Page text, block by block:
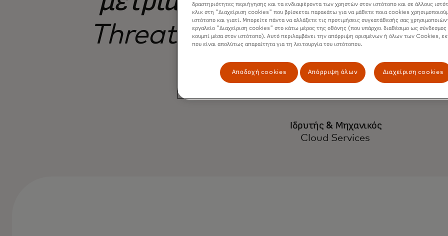
Threat Protection, ο χρόνος
περίπου 5 με 10
Ιδρυτής & Μηχανικός
Cloud Services
δραστηριότητες περιήγησης και τα ενδιαφέροντα των χρηστών στον ιστότοπο και σε άλλους
κλικ στη "Διαχείριση cookies" που βρίσκεται παρακάτω για να μάθετε ποια cookies
ιστότοπο και γιατί. Μπορείτε πάντα να αλλάξετε τις προτιμήσεις συγκατάθεσής σας
εργαλείο "Διαχείριση cookies" στο κάτω μέρος της οθόνης (που υπάρχει διαθέσιμο ως σύνδεσμος
κουμπί μέσα στον ιστότοπο). Αυτό περιλαμβάνει την απόρριψη ορισμένων ή όλων των Cookies,
που είναι απολύτως απαραίτητα για τη λειτουργία του ιστότοπου.
Αποδοχή cookies Απόρριψη όλων Διαχείριση cookies